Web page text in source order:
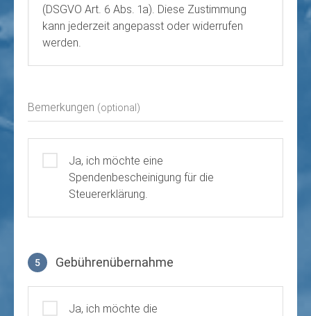
(DSGVO Art. 6 Abs. 1a). Diese Zustimmung
kann jederzeit angepasst oder widerrufen
werden.
Bemerkungen (optional)
Ja, ich möchte eine
Spendenbescheinigung für die
Steuererklärung.
5 Gebührenübernahme
Ja, ich möchte die